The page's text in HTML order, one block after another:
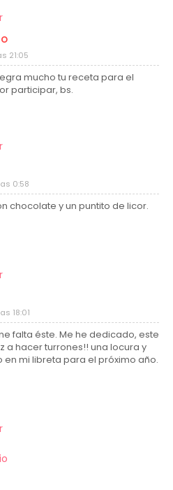
21:05
mucho tu receta para el
participar, bs.
0:58
chocolate y un puntito de licor.
18:01
falta éste. Me he dedicado, este
a hacer turrones!! una locura y
en mi libreta para el próximo año.